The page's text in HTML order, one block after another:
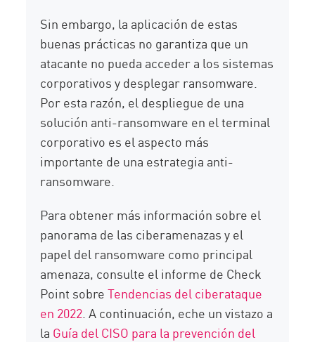
Sin embargo, la aplicación de estas
buenas prácticas no garantiza que un
atacante no pueda acceder a los sistemas
corporativos y desplegar ransomware.
Por esta razón, el despliegue de una
solución anti-ransomware en el terminal
corporativo es el aspecto más
importante de una estrategia anti-
ransomware.
Para obtener más información sobre el
panorama de las ciberamenazas y el
papel del ransomware como principal
amenaza, consulte el informe de Check
Point sobreTendencias del ciberataque
en 2022. A continuación, eche un vistazo a
la Guía del CISO para la prevención del